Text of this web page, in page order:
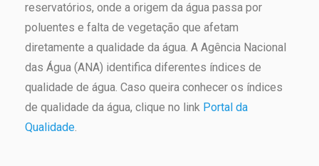
reservatórios, onde a origem da água passa por
poluentes e falta de vegetação que afetam
diretamente a qualidade da água. A Agência Nacional
das Água (ANA) identifica diferentes índices de
qualidade de água. Caso queira conhecer os índices
de qualidade da água, clique no link Portal da
Qualidade.